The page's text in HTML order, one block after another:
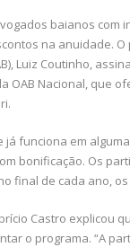
baianos com
na anuidade.
Luiz Coutinho,
OAB Nacional, que
já funciona em
bonificação. Os
final de cada ano,
Castro explicou
o programa. “A